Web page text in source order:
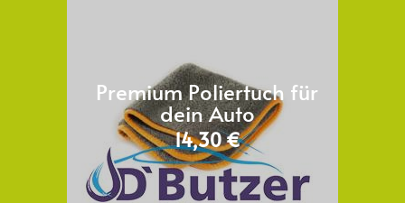
Premium Poliertuch für
dein Auto
14,30€